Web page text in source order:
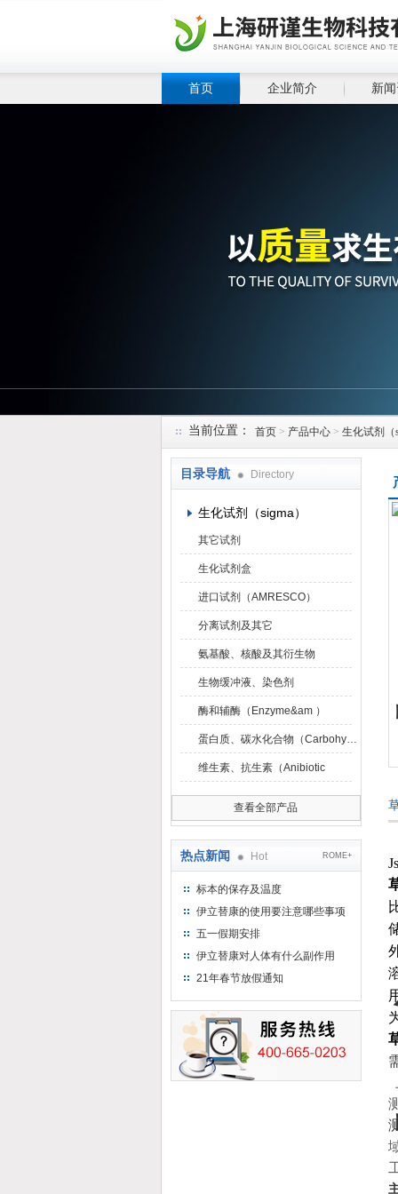
首页 企业简介 新
当前位置： 首页 > 产品中心 > 生化试剂（
目录导航 Directory
生化试剂（sigma）
其它试剂
生化试剂盒
进口试剂（AMRESCO）
分离试剂及其它
氨基酸、核酸及其衍生物
生物缓冲液、染色剂
酶和辅酶（Enzyme&am ）
蛋白质、碳水化合物（Carbohydrat）
维生素、抗生素（Anibiotic
查看全部产品
热点新闻 Hot ROME+
标本的保存及温度
伊立替康的使用要注意哪些事项
五一假期安排
伊立替康对人体有什么副作用
21年春节放假通知